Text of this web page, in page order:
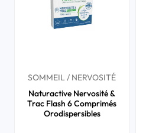
SOMMEIL / NERVOSITÉ
Naturactive Nervosité &
Trac Flash 6 Comprimés
Orodispersibles